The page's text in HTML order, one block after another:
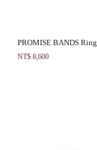
PROMISE BANDS Ring
NT$ 8,600